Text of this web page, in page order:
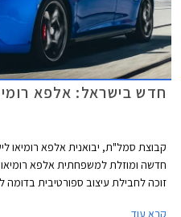
חדש בישראל: אלפא
קבוצת סמל"ת, יבואנית אלפא רומיאו
חדשה ומוזלת למשפחתית אלפא רומיאו
זוכה לחבילת עיצוב ספורטיבית בדומה